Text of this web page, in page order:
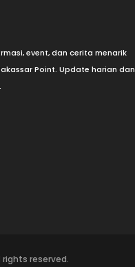
event, dan cerita menarik
Point. Update harian dan
rights reserved.